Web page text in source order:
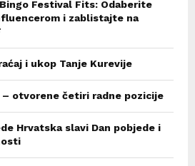
Festival Fits: Odaberite
i zablistajte na
i ukop Tanje Kurevije
– otvorene četiri radne pozicije
Hrvatska slavi Dan pobjede i